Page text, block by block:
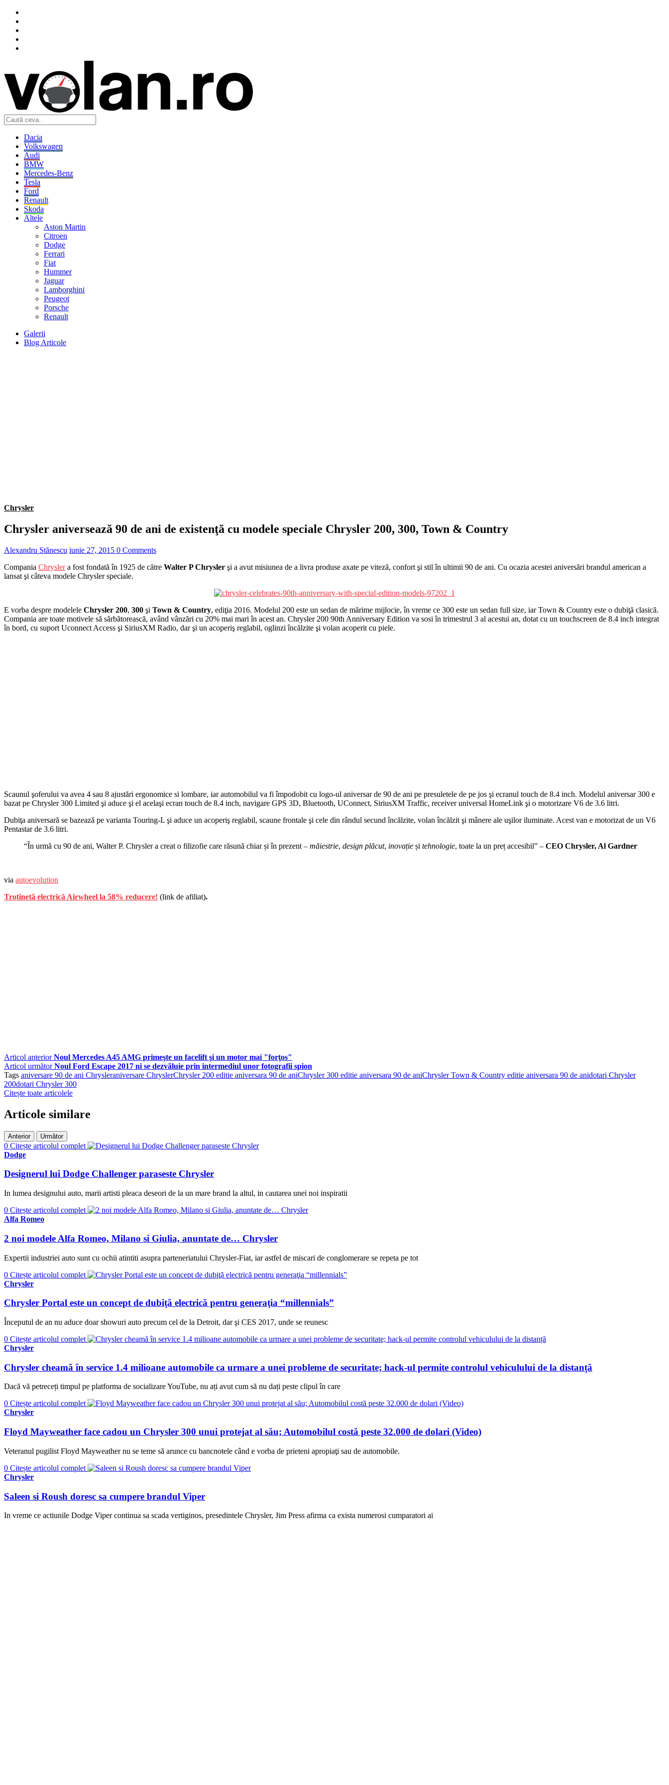
Dacia
Volkswagen
Audi
BMW
Mercedes-Benz
Tesla
Ford
Renault
Skoda
Altele
Aston Martin
Citroen
Dodge
Ferrari
Fiat
Hummer
Jaguar
Lamborghini
Peugeot
Porsche
Renault
Galerii
Blog Articole
Chrysler
Chrysler aniversează 90 de ani de existenţă cu modele speciale Chrysler 200, 300, Town & Country
Alexandru Stănescu iunie 27, 2015 0 Comments
Compania Chryslera fost fondată în 1925 de către Walter P Chrysler şi a avut misiunea de a livra produse axate pe viteză, confort şi stil în ultimii 90 de ani. Cu ocazia acestei aniversări brandul american a
lansat şi câteva modele Chrysler speciale.
E vorba despre modelele Chrysler 200, 300 şi Town & Country, ediţia 2016. Modelul 200 este un sedan de mărime mijlocie, în vreme ce 300 este un sedan full size, iar Town & Country este o dubiţă clasică.
Compania are toate motivele să sărbătorească, având vânzări cu 20% mai mari în acest an. Chrysler 200 90th Anniversary Edition va sosi în trimestrul 3 al acestui an, dotat cu un touchscreen de 8.4 inch integrat
în bord, cu suport Uconnect Access şi SiriusXM Radio, dar şi un acoperiş reglabil, oglinzi încălzite şi volan acoperit cu piele.
Scaunul şoferului va avea 4 sau 8 ajustări ergonomice si lombare, iar automobilul va fi împodobit cu logo-ul aniversar de 90 de ani pe presuletele de pe jos şi ecranul touch de 8.4 inch. Modelul aniversar 300 e
bazat pe Chrysler 300 Limited şi aduce şi el acelaşi ecran touch de 8.4 inch, navigare GPS 3D, Bluetooth, UConnect, SiriusXM Traffic, receiver universal HomeLink şi o motorizare V6 de 3.6 litri.
Dubiţa aniversară se bazează pe varianta Touring-L şi aduce un acoperiş reglabil, scaune frontale şi cele din rândul secund încălzite, volan încălzit şi mânere ale uşilor iluminate. Acest van e motorizat de un V6
Pentastar de 3.6 litri.
“În urmă cu 90 de ani, Walter P. Chrysler a creat o filizofie care răsună chiar și în prezent – măiestrie, design plăcut, inovație și tehnologie, toate la un preț accesibil” – CEO Chrysler, Al Gardner
via autoevolution
Trotinetă electrică Airwheel la 58% reducere! (link de afiliat).
Articol anterior Noul Mercedes A45 AMG primeşte un facelift şi un motor mai "forţos"
Articol următor Noul Ford Escape 2017 ni se dezvăluie prin intermediul unor fotografii spion
Tags aniversare 90 de ani Chrysleraniversare ChryslerChrysler 200 editie aniversara 90 de aniChrysler 300 editie aniversara 90 de aniChrysler Town & Country editie aniversara 90 de anidotari Chrysler
200dotari Chrysler 300
Citește toate articolele
Articole similare
Anterior Următor
0 Citește articolul complet
Dodge
Designerul lui Dodge Challenger paraseste Chrysler
In lumea designului auto, marii artisti pleaca deseori de la un mare brand la altul, in cautarea unei noi inspiratii
0 Citește articolul complet
Alfa Romeo
2 noi modele Alfa Romeo, Milano si Giulia, anuntate de… Chrysler
Expertii industriei auto sunt cu ochii atintiti asupra parteneriatului Chrysler-Fiat, iar astfel de miscari de conglomerare se repeta pe tot
0 Citește articolul complet
Chrysler
Chrysler Portal este un concept de dubiţă electrică pentru generaţia “millennials”
Începutul de an nu aduce doar showuri auto precum cel de la Detroit, dar şi CES 2017, unde se reunesc
0 Citește articolul complet
Chrysler
Chrysler cheamă în service 1.4 milioane automobile ca urmare a unei probleme de securitate; hack-ul permite controlul vehiculului de la distanță
Dacă vă petreceți timpul pe platforma de socializare YouTube, nu ați avut cum să nu dați peste clipul în care
0 Citește articolul complet
Chrysler
Floyd Mayweather face cadou un Chrysler 300 unui protejat al său; Automobilul costă peste 32.000 de dolari (Video)
Veteranul pugilist Floyd Mayweather nu se teme să arunce cu bancnotele când e vorba de prieteni apropiaţi sau de automobile.
0 Citește articolul complet
Chrysler
Saleen si Roush doresc sa cumpere brandul Viper
In vreme ce actiunile Dodge Viper continua sa scada vertiginos, presedintele Chrysler, Jim Press afirma ca exista numerosi cumparatori ai